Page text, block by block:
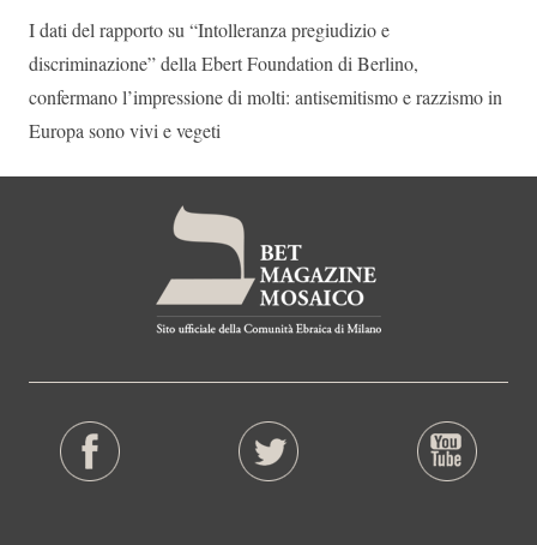
I dati del rapporto su “Intolleranza pregiudizio e
discriminazione” della Ebert Foundation di Berlino,
confermano l’impressione di molti: antisemitismo e razzismo in
Europa sono vivi e vegeti